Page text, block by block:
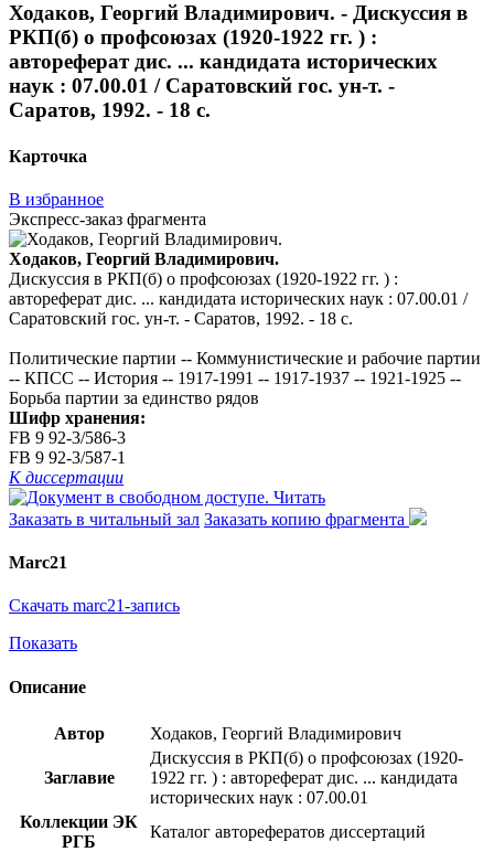
Ходаков, Георгий Владимирович. - Дискуссия в
РКП(б) о профсоюзах (1920-1922 гг. ) :
автореферат дис. ... кандидата исторических
наук : 07.00.01 / Саратовский гос. ун-т. -
Саратов, 1992. - 18 с.
Карточка
В избранное
Экспресс-заказ фрагмента
Ходаков, Георгий Владимирович.
Дискуссия в РКП(б) о профсоюзах (1920-1922 гг. ) :
автореферат дис. ... кандидата исторических наук : 07.00.01 /
Саратовский гос. ун-т. - Саратов, 1992. - 18 с.
Политические партии -- Коммунистические и рабочие партии
-- КПСС -- История -- 1917-1991 -- 1917-1937 -- 1921-1925 --
Борьба партии за единство рядов
Шифр хранения:
FB 9 92-3/586-3
FB 9 92-3/587-1
К диссертации
Читать
Заказать в читальный зал Заказать копию фрагмента
Marc21
Скачать marc21-запись
Показать
Описание
Автор Ходаков, Георгий Владимирович
Заглавие
Дискуссия в РКП(б) о профсоюзах (1920-
1922 гг. ) : автореферат дис. ... кандидата
исторических наук : 07.00.01
Коллекции ЭК
РГБ
Каталог авторефератов диссертаций